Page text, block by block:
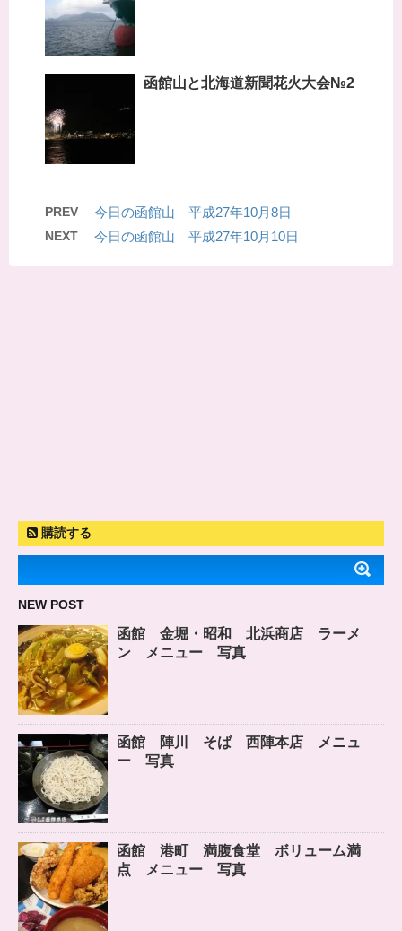
函館山と北海道新聞花火大会№2
PREV 今日の函館山 平成27年10月8日
NEXT 今日の函館山 平成27年10月10日
購読する
NEW POST
函館 金堀・昭和 北浜商店 ラーメ
ン メニュー 写真
函館 陣川 そば 西陣本店 メニュ
ー 写真
函館 港町 満腹食堂 ボリューム満
点 メニュー 写真